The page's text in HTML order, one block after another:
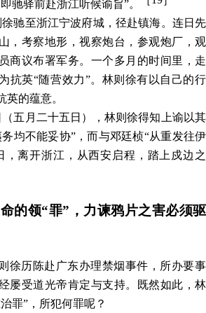
驰驿前赴浙江听候谕旨”。
徐驰至浙江宁波府城，径赴镇海。连日先
，考察地形，视察炮台，参观炮厂，观
商议布署军务。一个多月的时间里，走
抗英“随营效力”。林则徐有以自己的行
英的蕴意。
五月二十五日），林则徐得知上谕以其
均不能妥协”，而与邓廷桢“从重发往伊
，离开浙江，从西安启程，踏上戍边之
的领“罪”，力谏鸦片之害必须驱
徐历陈赴广东办理禁烟事件，所办要事
屡受道光帝肯定与支持。既然如此，林
罪”，所犯何罪呢？